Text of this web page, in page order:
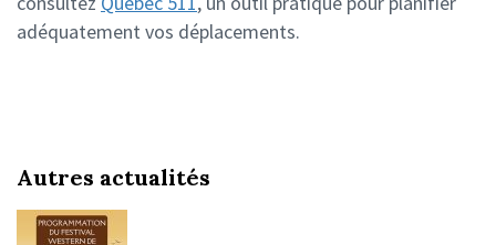
adéquatement vos déplacements.
Autres actualités